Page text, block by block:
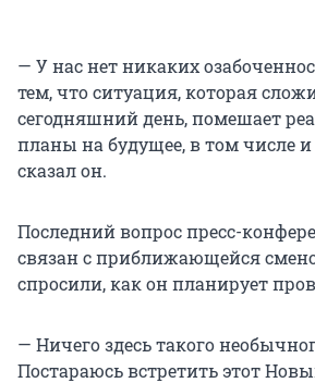
— У нас нет никаких
тем, что ситуация, которая
сегодняшний день, помешает
планы на будущее, в том числе и
сказал он.
Последний вопрос пресс-
связан с приближающейся
спросили, как он планирует
— Ничего здесь такого
Постараюсь встретить этот